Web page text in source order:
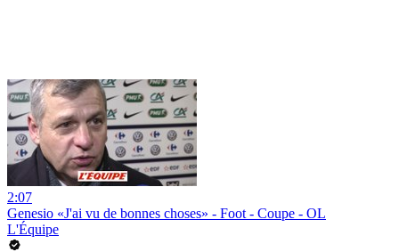
2:07
Genesio «J'ai vu de bonnes choses» - Foot - Coupe - OL
L'Équipe